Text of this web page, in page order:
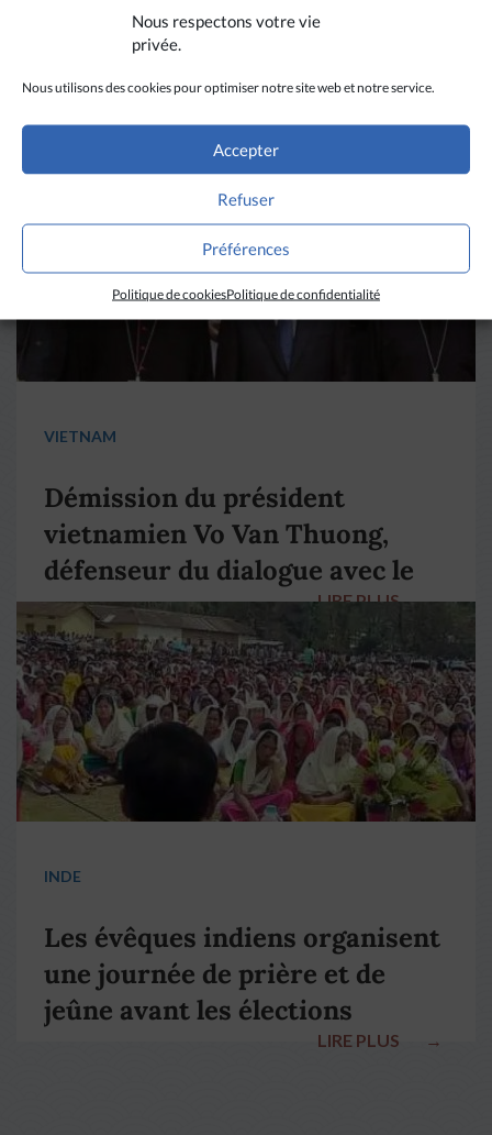
Nous respectons votre vie
privée.
Nous utilisons des cookies pour optimiser notre site web et notre service.
Accepter
Refuser
Préférences
Politique de cookiesPolitique de confidentialité
La revue de presse de la
semaine du 18 mars
VIETNAM
Démission du président
vietnamien Vo Van Thuong,
défenseur du dialogue avec le
pape François
LIRE PLUS →
INDE
Les évêques indiens organisent
une journée de prière et de
jeûne avant les élections
LIRE PLUS →